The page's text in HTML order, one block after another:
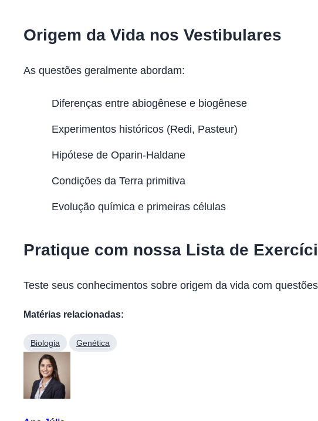
Origem da Vida nos Vestibulares
As questões geralmente abordam:
Diferenças entre abiogênese e biogênese
Experimentos históricos (Redi, Pasteur)
Hipótese de Oparin-Haldane
Condições da Terra primitiva
Evolução química e primeiras células
Pratique com nossa Lista de
Teste seus conhecimentos sobre origem da vida com
Matérias relacionadas:
Biologia Genética